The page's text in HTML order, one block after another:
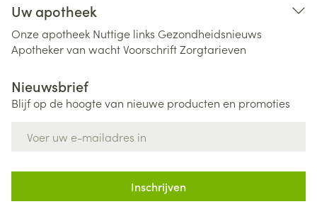
Uw apotheek
Onze apotheek Nuttige links Gezondheidsnieuws
Apotheker van wachtVoorschriftZorgtarieven
Nieuwsbrief
Blijf op de hoogte van nieuwe producten en promoties
Inschrijven